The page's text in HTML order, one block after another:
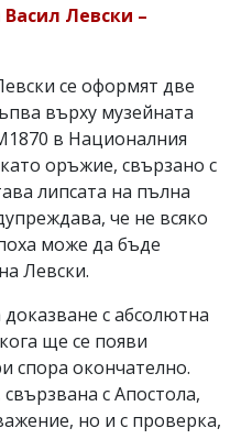
Левски –
се оформят две
върху музейната
в Националния
оръжие, свързано с
липсата на пълна
че не всяко
може да бъде
Левски.
с абсолютна
ще се появи
спора окончателно.
с Апостола,
но и с проверка,